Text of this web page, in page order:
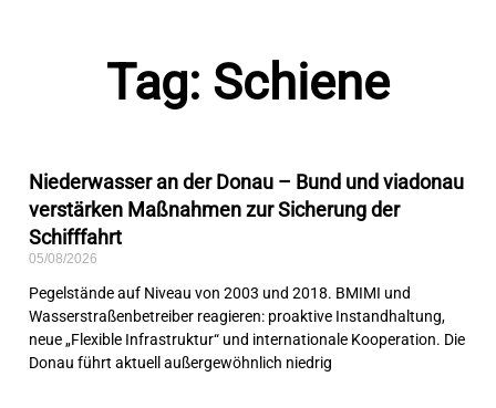
Tag: Schiene
Niederwasser an der Donau – Bund und viadonau
verstärken Maßnahmen zur Sicherung der
Schifffahrt
05/08/2026
Pegelstände auf Niveau von 2003 und 2018. BMIMI und
Wasserstraßenbetreiber reagieren: proaktive Instandhaltung,
neue „Flexible Infrastruktur“ und internationale Kooperation. Die
Donau führt aktuell außergewöhnlich niedrig